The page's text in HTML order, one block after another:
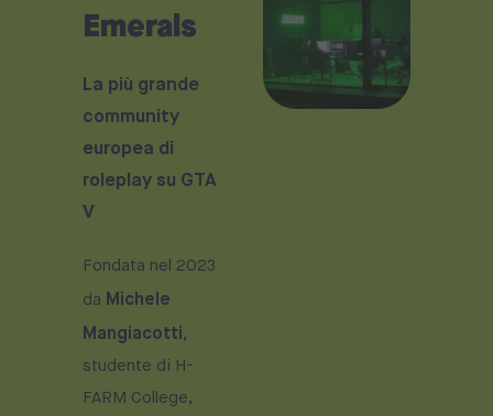
Emerals
La più grande
community
europea di
roleplay su GTA
V
Fondata nel 2023
da Michele
Mangiacotti,
studente di H-
FARM College,